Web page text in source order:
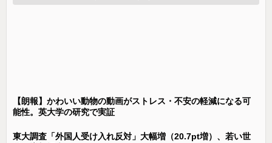
【朗報】かわいい動物の動画がストレス・不安の軽減になる可
能性。英大学の研究で実証
東大調査「外国人受け入れ反対」大幅増（20.7pt増）、若い世